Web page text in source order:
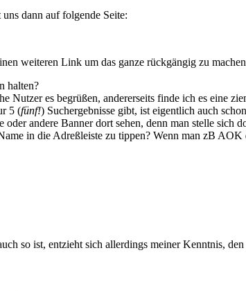
dann auf folgende Seite:
weiteren Link um das ganze rückgängig zu
halten?
Nutzer es begrüßen, andererseits finde ich es eine
5 (fünf!) Suchergebnisse gibt, ist eigentlich auch
oder andere Banner dort sehen, denn man stelle
in die Adreßleiste zu tippen? Wenn man zB
so ist, entzieht sich allerdings meiner Kenntnis,